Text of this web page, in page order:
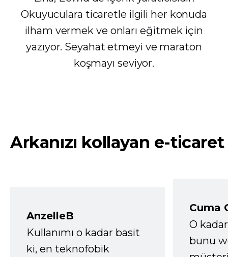
Okuyuculara ticaretle ilgili her konuda
ilham vermek ve onları eğitmek için
yazıyor. Seyahat etmeyi ve maraton
koşmayı seviyor.
Arkanızı kollayan e-ticaret
AnzelleB
Kullanımı o kadar basit
ki, en teknofobik
Cuma
O
bunu